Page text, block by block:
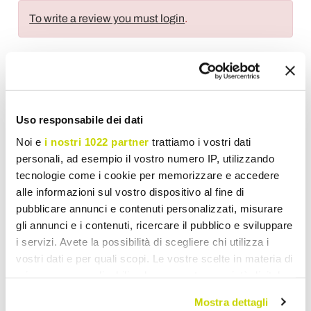
Uso responsabile dei dati
Noi e i nostri 1022 partner trattiamo i vostri dati
personali, ad esempio il vostro numero IP, utilizzando
tecnologie come i cookie per memorizzare e accedere
alle informazioni sul vostro dispositivo al fine di
pubblicare annunci e contenuti personalizzati, misurare
gli annunci e i contenuti, ricercare il pubblico e sviluppare
i servizi. Avete la possibilità di scegliere chi utilizza i
vostri dati e per quali scopi. Le vostre scelte in materia di
modificare o revocare il proprio consenso in qualsiasi
Mostra dettagli
To write a review you must login.
Share
Modern Table Lamps